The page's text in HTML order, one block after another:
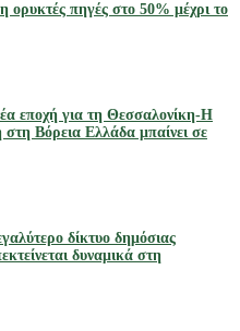
ορυκτές πηγές στο 50% μέχρι το
εποχή για τη Θεσσαλονίκη-Η
Βόρεια Ελλάδα μπαίνει σε
δίκτυο δημόσιας
δυναμικά στη